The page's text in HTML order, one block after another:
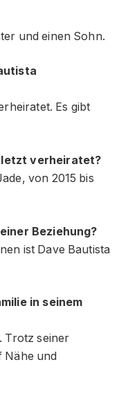
und einen Sohn.
Es gibt
verheiratet?
von 2015 bis
Beziehung?
ist Dave Bautista
in seinem
Trotz seiner
Nähe und